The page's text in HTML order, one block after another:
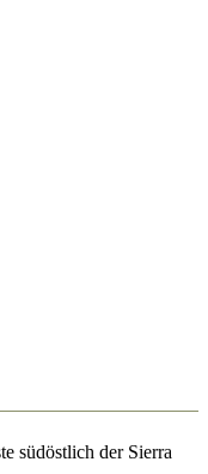
südöstlich der Sierra